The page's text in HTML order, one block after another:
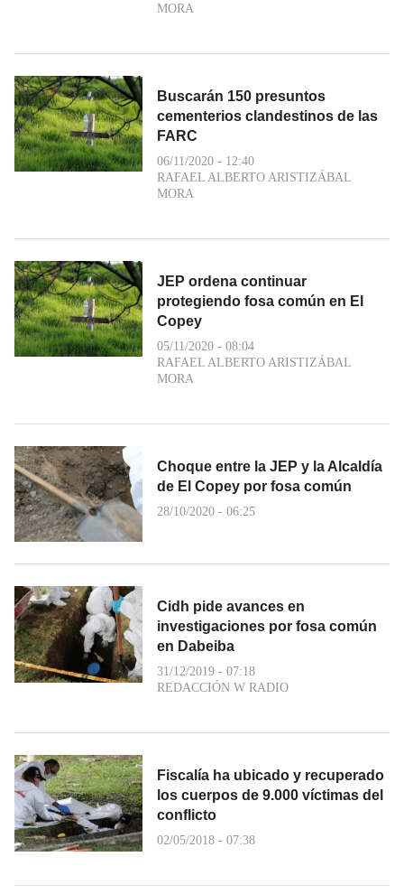
MORA
Buscarán 150 presuntos
cementerios clandestinos de las
FARC
06/11/2020 - 12:40
RAFAEL ALBERTO ARISTIZÁBAL
MORA
JEP ordena continuar
protegiendo fosa común en El
Copey
05/11/2020 - 08:04
RAFAEL ALBERTO ARISTIZÁBAL
MORA
Choque entre la JEP y la Alcaldía
de El Copey por fosa común
28/10/2020 - 06:25
Cidh pide avances en
investigaciones por fosa común
en Dabeiba
31/12/2019 - 07:18
REDACCIÓN W RADIO
Fiscalía ha ubicado y recuperado
los cuerpos de 9.000 víctimas del
conflicto
02/05/2018 - 07:38